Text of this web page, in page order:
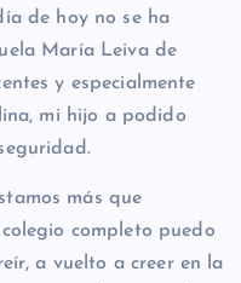
de hoy no se ha
María Leiva de
y especialmente
mi hijo a podido
más que
completo puedo
a vuelto a creer en la